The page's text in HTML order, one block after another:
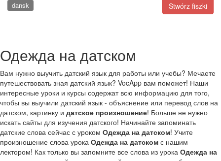
Stwórz fiszki
dansk
Одежда на датском
Вам нужно выучить датский язык для работы или учебы? Мечаете
путешествовать зная датский язык? VocApp вам поможет! Наши
интересные уроки и курсы содержат всю информацию для того,
чтобы вы выучили датский язык - объяснение или перевод слов на
датском, картинку и датское произношение! Больше не нужно
искать сайты для изучения датского! Начинайте запоминать
датские слова сейчас с уроком Одежда на датском! Учите
произношение слова урока Одежда на датском с нашим
лектором! Как только вы запомните все слова из урока Одежда на